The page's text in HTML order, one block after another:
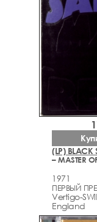
(LP) BLACK
– MASTER
1971
ПЕРВЫЙ
Vertigo-
England